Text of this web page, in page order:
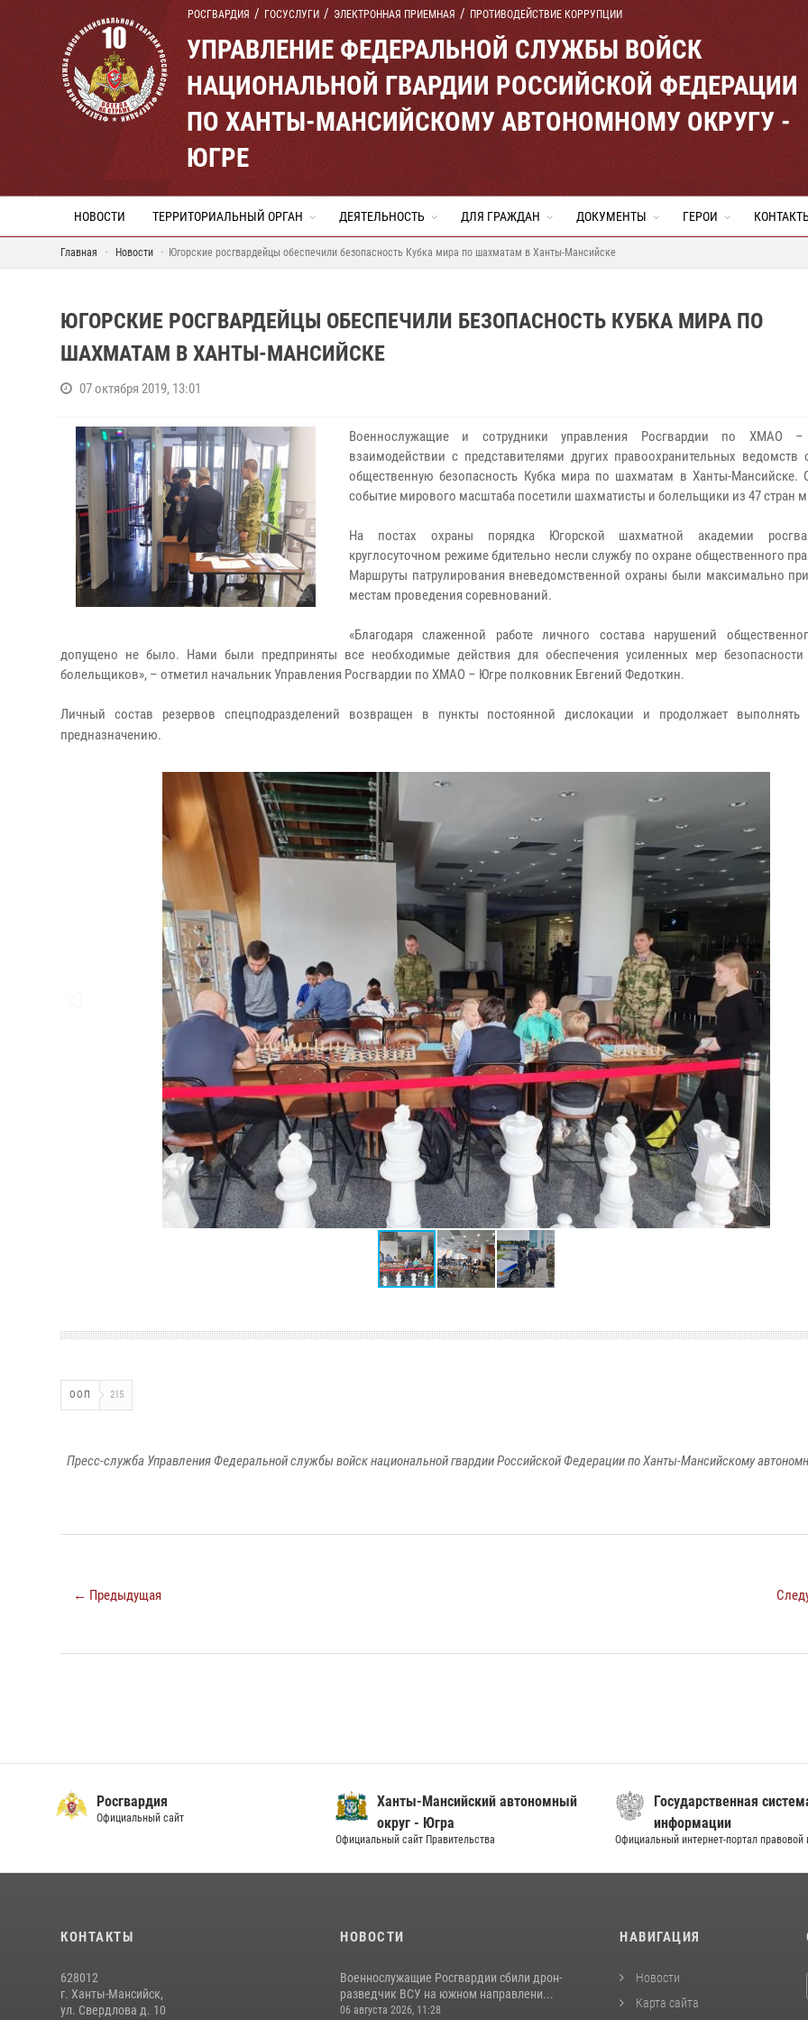
РОСГВАРДИЯ ГОСУСЛУГИ ЭЛЕКТРОННАЯ ПРИЕМНАЯ ПРОТИВОДЕЙСТВИЕ КОРРУПЦИИ
УПРАВЛЕНИЕ ФЕДЕРАЛЬНОЙ СЛУЖБЫ ВОЙСК
НАЦИОНАЛЬНОЙ ГВАРДИИ РОССИЙСКОЙ ФЕДЕРАЦИИ
ПО ХАНТЫ-МАНСИЙСКОМУ АВТОНОМНОМУ ОКРУГУ -
ЮГРЕ
НОВОСТИ ТЕРРИТОРИАЛЬНЫЙ ОРГАН ДЕЯТЕЛЬНОСТЬ ДЛЯ ГРАЖДАН ДОКУМЕНТЫ ГЕРОИ
Главная Новости Югорские росгвардейцы обеспечили безопасность Кубка мира по шахматам в Ханты-Мансийске
ЮГОРСКИЕ РОСГВАРДЕЙЦЫ ОБЕСПЕЧИЛИ БЕЗОПАСНОСТЬ КУБКА МИРА ПО
ШАХМАТАМ В ХАНТЫ-МАНСИЙСКЕ
07 октября 2019, 13:01
Военнослужащие и сотрудники управления Росгвардии по ХМАО
взаимодействии с представителями других правоохранительных ведомств
общественную безопасность Кубка мира по шахматам в Ханты-Мансийске.
событие мирового масштаба посетили шахматисты и болельщики из 47 стран
На постах охраны порядка Югорской шахматной академии
круглосуточном режиме бдительно несли службу по охране общественного
Маршруты патрулирования вневедомственной охраны были максимально
местам проведения соревнований.
«Благодаря слаженной работе личного состава нарушений
допущено не было. Нами были предприняты все необходимые действия для обеспечения усиленных мер
болельщиков», – отметил начальник Управления Росгвардии по ХМАО – Югре полковник Евгений Федоткин.
Личный состав резервов спецподразделений возвращен в пункты постоянной дислокации и продолжает выполнять
предназначению.
ООП 215
Пресс-служба Управления Федеральной службы войск национальной гвардии Российской Федерации по Ханты-Мансийскому
← Предыдущая
Росгвардия
Официальный сайт
Ханты-Мансийский автономный
округ - Югра
Официальный сайт Правительства
Государственная
информации
Официальный интернет-портал
КОНТАКТЫ
628012
г. Ханты-Мансийск,
ул. Свердлова д. 10
НОВОСТИ
Военнослужащие Росгвардии сбили дрон-
разведчик ВСУ на южном направлени...
06 августа 2026, 11:28
НАВИГАЦИЯ
Новости
Карта сайта